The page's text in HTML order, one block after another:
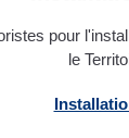
pour
le